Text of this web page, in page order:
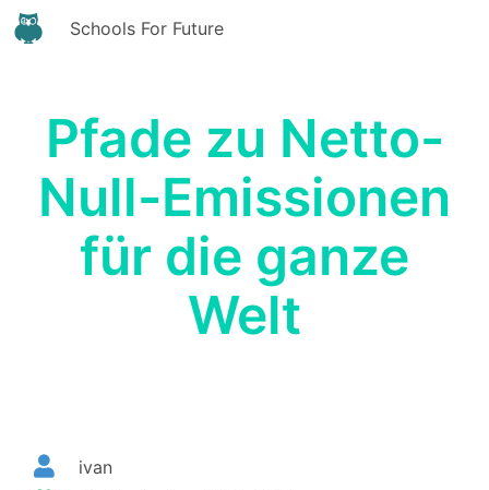
Schools For Future
Pfade zu Netto-
Null-Emissionen
für die ganze
Welt
ivan